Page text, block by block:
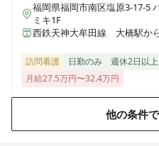
医療施設型ホスピス 医心館
青森県弘前市大字外崎4丁目2-3
医療施設型ホスピス 医心館
東京都江戸川区篠崎町2丁目31-3（住
福岡県福岡市南区塩原3-17-5
ミキ1F
西鉄天神大牟田線 大橋駅か
訪問看護 日勤のみ 週休2日以上
月給27.5万円〜32.4万円
他の条件